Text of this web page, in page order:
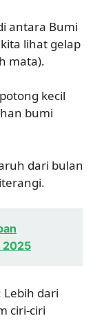
antara Bumi
lihat gelap
mata).
kecil
bumi
dari bulan
2025
Lebih dari
ciri-ciri